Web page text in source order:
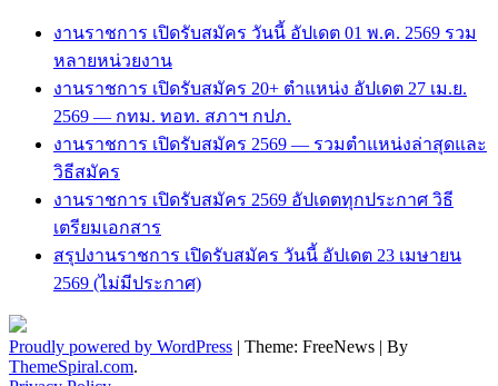
งานราชการ เปิดรับสมัคร วันนี้ อัปเดต 01 พ.ค. 2569 รวม
หลายหน่วยงาน
งานราชการ เปิดรับสมัคร 20+ ตำแหน่ง อัปเดต 27 เม.ย.
2569 — กทม. ทอท. สภาฯ กปภ.
งานราชการ เปิดรับสมัคร 2569 — รวมตำแหน่งล่าสุดและ
วิธีสมัคร
งานราชการ เปิดรับสมัคร 2569 อัปเดตทุกประกาศ วิธี
เตรียมเอกสาร
สรุปงานราชการ เปิดรับสมัคร วันนี้ อัปเดต 23 เมษายน
2569 (ไม่มีประกาศ)
Proudly powered by WordPress | Theme: FreeNews | By
ThemeSpiral.com.